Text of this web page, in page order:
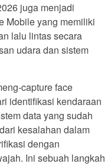
juga menjadi
Mobile yang memiliki
lalu lintas secara
udara dan sistem
capture face
identifikasi kendaraan
data yang sudah
kesalahan dalam
dengan
Ini sebuah langkah